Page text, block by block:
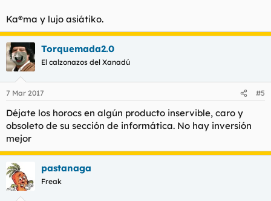
Ka®ma y lujo asiátiko.
Torquemada2.0
El calzonazos del Xanadú
7 Mar 2017 #5
Déjate los horocs en algún producto inservible, caro y
obsoleto de su sección de informática. No hay inversión
mejor
pastanaga
Freak